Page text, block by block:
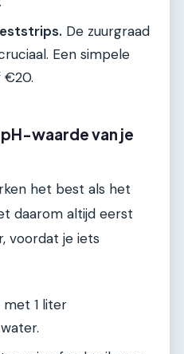
De zuurgraad
Een simpele
€20.
waarde van je
het best als het
daarom altijd eerst
voordat je iets
1 liter